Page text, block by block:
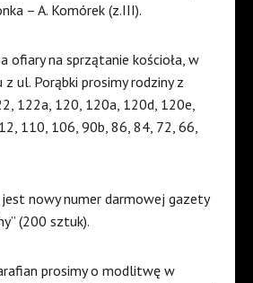
– A. Komórek (z.III).
ofiary na sprzątanie kościoła, w
ul. Porąbki prosimy rodziny z
122a, 120, 120a, 120d, 120e,
110, 106, 90b, 86, 84, 72, 66,
nowy numer darmowej gazety
(200 sztuk).
prosimy o modlitwę w